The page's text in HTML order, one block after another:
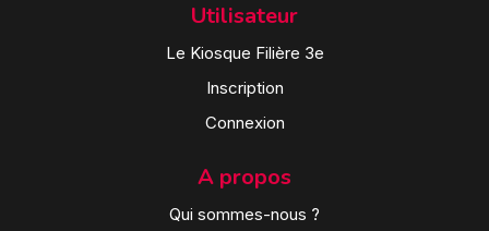
Utilisateur
Le Kiosque Filière 3e
Inscription
Connexion
A propos
Qui sommes-nous ?